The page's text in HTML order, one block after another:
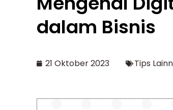
dalam Bisnis
21 Oktober 2023 Tips